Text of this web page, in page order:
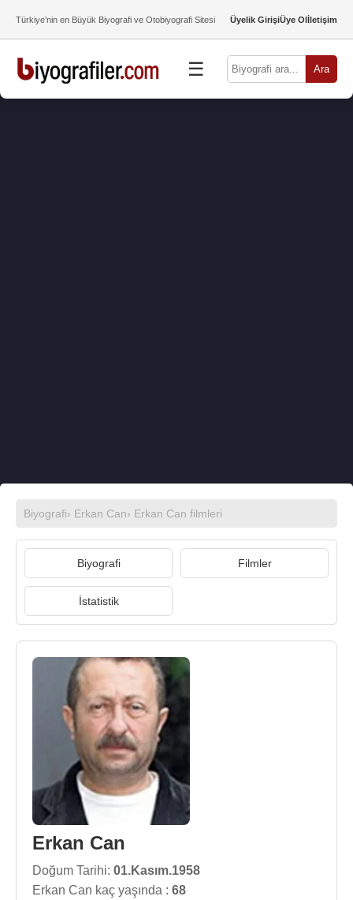
Türkiye’nin en Büyük Biyografi ve Otobiyografi Sitesi Üyelik GirişiÜye Olİletişim
☰ Ara
Biyografi› Erkan Can› Erkan Can filmleri
Biyografi Filmler
İstatistik
Erkan Can
Doğum Tarihi: 01.Kasım.1958
Erkan Can kaç yaşında : 68